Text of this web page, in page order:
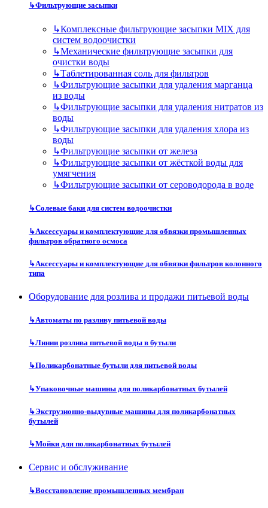
↳Фильтрующие засыпки
↳Комплексные фильтрующие засыпки MIX для
систем водоочистки
↳Механические фильтрующие засыпки для
очистки воды
↳Таблетированная соль для фильтров
↳Фильтрующие засыпки для удаления марганца
из воды
↳Фильтрующие засыпки для удаления нитратов из
воды
↳Фильтрующие засыпки для удаления хлора из
воды
↳Фильтрующие засыпки от железа
↳Фильтрующие засыпки от жёсткой воды для
умягчения
↳Фильтрующие засыпки от сероводорода в воде
↳Солевые баки для систем водоочистки
↳Аксессуары и комплектующие для обвязки промышленных
фильтров обратного осмоса
↳Аксессуары и комплектующие для обвязки фильтров колонного
типа
Оборудование для розлива и продажи питьевой воды
↳Автоматы по разливу питьевой воды
↳Линии розлива питьевой воды в бутыли
↳Поликарбонатные бутыли для питьевой воды
↳Упаковочные машины для поликарбонатных бутылей
↳Экструзионно-выдувные машины для поликарбонатных
бутылей
↳Мойки для поликарбонатных бутылей
Сервис и обслуживание
↳Восстановление промышленных мембран